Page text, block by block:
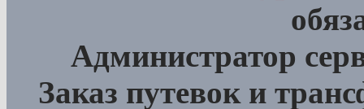
Администратор
Заказ путевок и